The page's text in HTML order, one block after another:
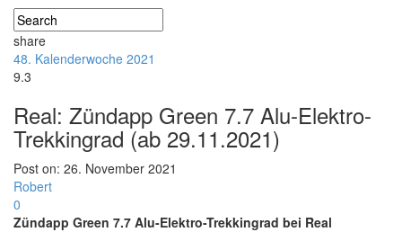
share
48. Kalenderwoche 2021
9.3
Real: Zündapp Green 7.7 Alu-Elektro-
Trekkingrad (ab 29.11.2021)
Post on: 26. November 2021
Robert
0
Zündapp Green 7.7 Alu-Elektro-Trekkingrad bei Real